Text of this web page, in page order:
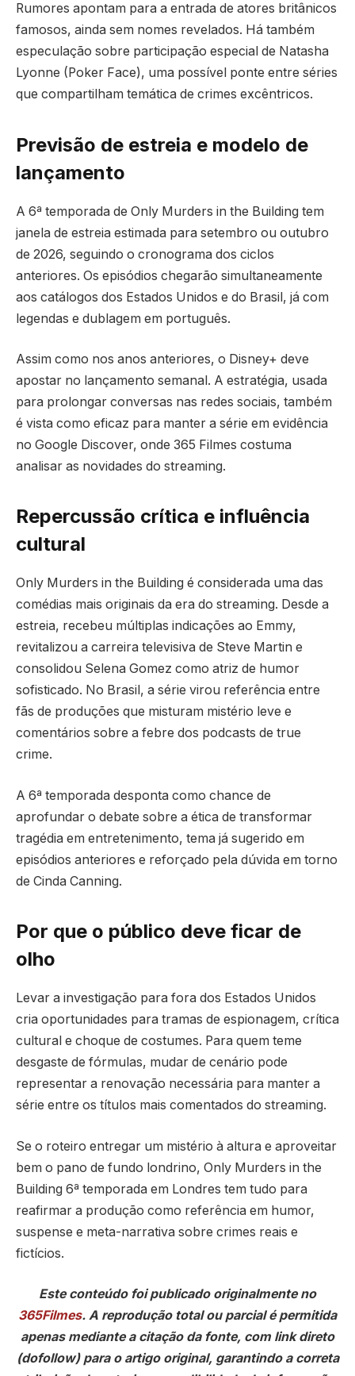
Rumores apontam para a entrada de atores britânicos
famosos, ainda sem nomes revelados. Há também
especulação sobre participação especial de Natasha
Lyonne (Poker Face), uma possível ponte entre séries
que compartilham temática de crimes excêntricos.
Previsão de estreia e modelo de
lançamento
A 6ª temporada de Only Murders in the Building tem
janela de estreia estimada para setembro ou outubro
de 2026, seguindo o cronograma dos ciclos
anteriores. Os episódios chegarão simultaneamente
aos catálogos dos Estados Unidos e do Brasil, já com
legendas e dublagem em português.
Assim como nos anos anteriores, o Disney+ deve
apostar no lançamento semanal. A estratégia, usada
para prolongar conversas nas redes sociais, também
é vista como eficaz para manter a série em evidência
no Google Discover, onde 365 Filmes costuma
analisar as novidades do streaming.
Repercussão crítica e influência
cultural
Only Murders in the Building é considerada uma das
comédias mais originais da era do streaming. Desde a
estreia, recebeu múltiplas indicações ao Emmy,
revitalizou a carreira televisiva de Steve Martin e
consolidou Selena Gomez como atriz de humor
sofisticado. No Brasil, a série virou referência entre
fãs de produções que misturam mistério leve e
comentários sobre a febre dos podcasts de true
crime.
A 6ª temporada desponta como chance de
aprofundar o debate sobre a ética de transformar
tragédia em entretenimento, tema já sugerido em
episódios anteriores e reforçado pela dúvida em torno
de Cinda Canning.
Por que o público deve ficar de
olho
Levar a investigação para fora dos Estados Unidos
cria oportunidades para tramas de espionagem, crítica
cultural e choque de costumes. Para quem teme
desgaste de fórmulas, mudar de cenário pode
representar a renovação necessária para manter a
série entre os títulos mais comentados do streaming.
Se o roteiro entregar um mistério à altura e aproveitar
bem o pano de fundo londrino, Only Murders in the
Building 6ª temporada em Londres tem tudo para
reafirmar a produção como referência em humor,
suspense e meta-narrativa sobre crimes reais e
fictícios.
Este conteúdo foi publicado originalmente no
365Filmes. A reprodução total ou parcial é permitida
apenas mediante a citação da fonte, com link direto
(dofollow) para o artigo original, garantindo a correta